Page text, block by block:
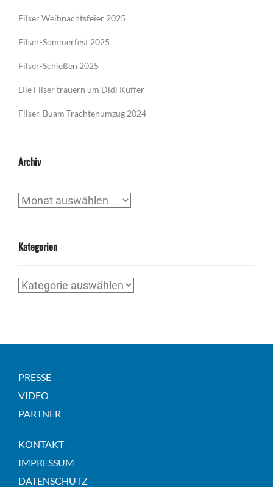
Filser Weihnachtsfeier 2025
Filser-Sommerfest 2025
Filser-Schießen 2025
Die Filser trauern um Didi Küffer
Filser-Buam Trachtenumzug 2024
Archiv
Archiv
Kategorien
Kategorien
PRESSE
VIDEO
PARTNER
KONTAKT
IMPRESSUM
DATENSCHUTZ